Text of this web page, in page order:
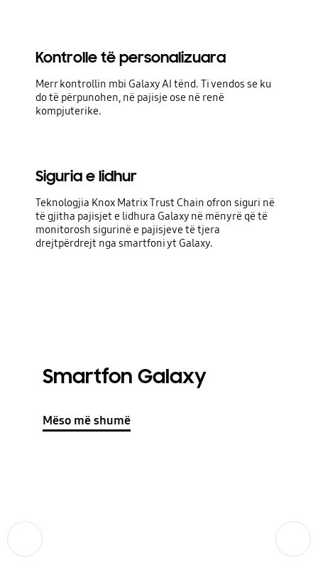
Kontrolle të personalizuara
Merr kontrollin mbi Galaxy AI tënd. Ti vendos se ku
do të përpunohen, në pajisje ose në renë
kompjuterike.
Siguria e lidhur
Teknologjia Knox Matrix Trust Chain ofron siguri në
të gjitha pajisjet e lidhura Galaxy në mënyrë që të
monitorosh sigurinë e pajisjeve të tjera
drejtpërdrejt nga smartfoni yt Galaxy.
Smartfon Galaxy
Mëso më shumë